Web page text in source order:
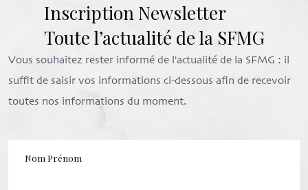
Inscription Newsletter
Toute l’actualité de la SFMG
Vous souhaitez rester informé de l'actualité de la SFMG : il
suffit de saisir vos informations ci-dessous afin de recevoir
toutes nos informations du moment.